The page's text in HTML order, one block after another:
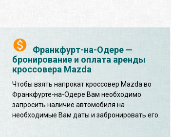
Франкфурт-на-Одере —
бронирование и оплата аренды
кроссовера Mazda
Чтобы взять напрокат кроссовер Mazda во
Франкфурте-на-Одере Вам необходимо
запросить наличие автомобиля на
необходимые Вам даты и забронировать его.